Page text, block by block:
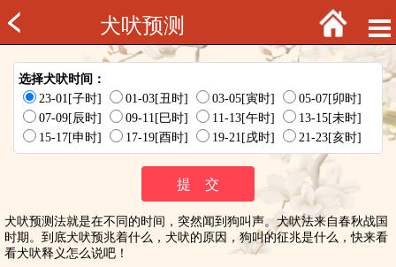
犬吠预测
选择犬吠时间：
23-01[子时]
01-03[丑时] 03-05[寅时]
05-07[卯时]
07-09[辰时]
09-11[巳时] 11-13[午时]
13-15[未时]
15-17[申时]
17-19[酉时] 19-21[戌时] 21-23[亥时]
犬吠预测法就是在不同的时间，突然闻到狗叫声。犬吠法来自春秋战国
时期。到底犬吠预兆着什么，犬吠的原因，狗叫的征兆是什么，快来看
看犬吠释义怎么说吧！